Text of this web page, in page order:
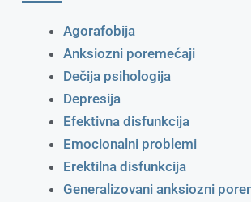
Agorafobija
Anksiozni poremećaji
Dečija psihologija
Depresija
Efektivna disfunkcija
Emocionalni problemi
Erektilna disfunkcija
Generalizovani anksiozni